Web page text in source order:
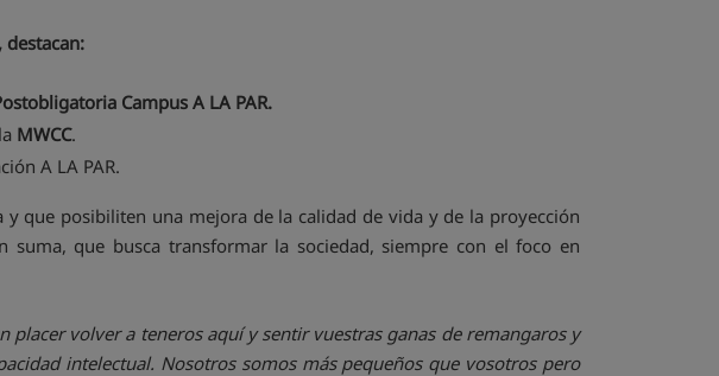
destacan:
Campus A LA PAR.
MWCC.
A LA PAR.
que posibiliten una mejora de la calidad de vida y de la proyección
suma, que busca transformar la sociedad, siempre con el foco en
placer volver a teneros aquí y sentir vuestras ganas de remangaros y
intelectual. Nosotros somos más pequeños que vosotros pero